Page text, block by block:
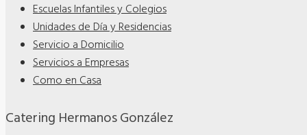
Escuelas Infantiles y Colegios
Unidades de Día y Residencias
Servicio a Domicilio
Servicios a Empresas
Como en Casa
Catering Hermanos González